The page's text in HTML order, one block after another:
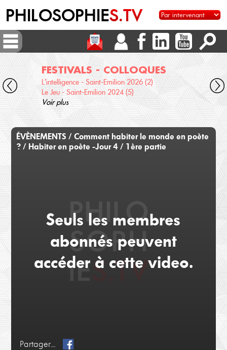
PHILOSOPHIES.TV
FESTIVALS - COLLOQUES
L'intelligence - Saint-Emilion 2026 (2)
Le Jeu - Saint-Emilion 2024 (5)
Voir plus
ÉVÈNEMENTS / Comment habiter le monde en poète
? / Habiter en poète -Jour 4 / 1ère partie
Seuls les membres
abonnés peuvent
accéder à cette video.
Partager...